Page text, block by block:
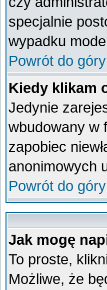
specjalnie
wypadku
Powrót do góry
Kiedy klikam
Jedynie
wbudowany w
zapobiec
anonimowych
Powrót do góry
Jak mogę
To proste,
Możliwe, że